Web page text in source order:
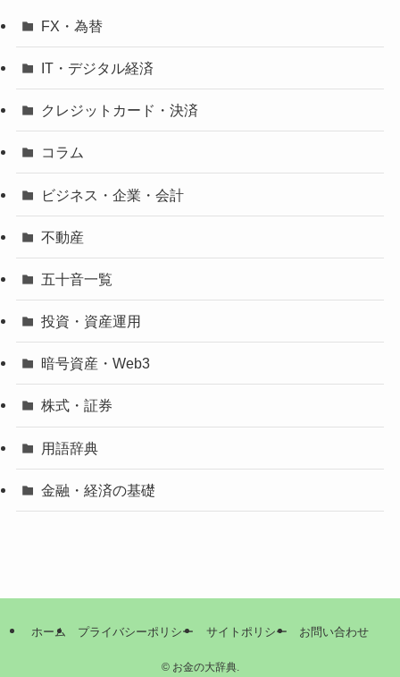
FX・為替
IT・デジタル経済
クレジットカード・決済
コラム
ビジネス・企業・会計
不動産
五十音一覧
投資・資産運用
暗号資産・Web3
株式・証券
用語辞典
金融・経済の基礎
ホーム プライバシーポリシー サイトポリシー お問い合わせ
©お金の大辞典.